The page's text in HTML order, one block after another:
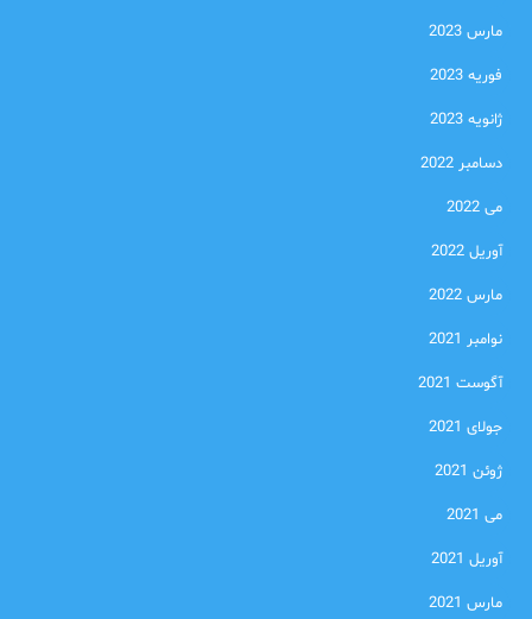
مارس 2023
فوریه 2023
ژانویه 2023
دسامبر 2022
می 2022
آوریل 2022
مارس 2022
نوامبر 2021
آگوست 2021
جولای 2021
ژوئن 2021
می 2021
آوریل 2021
مارس 2021